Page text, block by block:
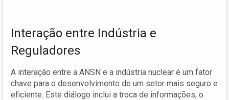
Interação entre Indústria e
Reguladores
A interação entre a ANSN e a indústria nuclear é um fator
chave para o desenvolvimento de um setor mais seguro e
eficiente. Este diálogo inclui a troca de informações, o